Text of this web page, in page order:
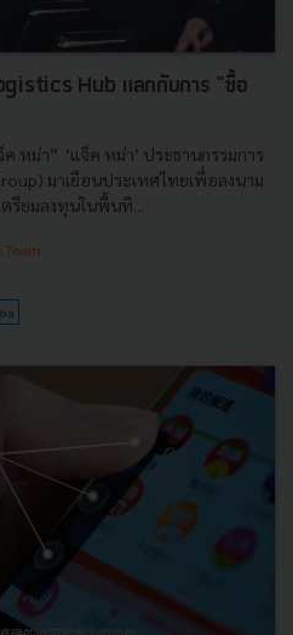
Hub แลกกับการ "ซื้อ
หม่า” ‘แจ็ค หม่า’ ประธานกรรมการ
มาเยือนประเทศไทยเพื่อลงนาม
รียมลงทุนในพื้นที...
Team